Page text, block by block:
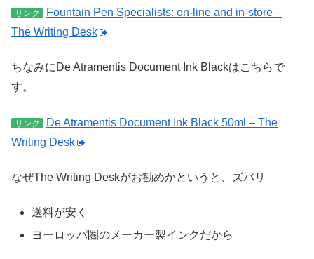
リンク
Fountain Pen Specialists: on-line and in-store –
The Writing Desk
ちなみにDe Atramentis Document Ink Blackはこちらで
す。
リンク
De Atramentis Document Ink Black 50ml – The
Writing Desk
なぜThe Writing Deskがお勧めかというと、ズバリ
送料が安く
ヨーロッパ圏のメーカー製インクだから